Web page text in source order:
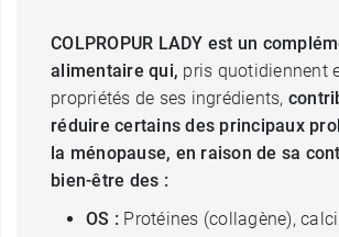
COLPROPUR LADY est un
alimentaire qui, pris quotidiennent
propriétés de ses ingrédients,
réduire certains des principaux
la ménopause, en raison de sa
bien-être des :
OS : Protéines (collagène),